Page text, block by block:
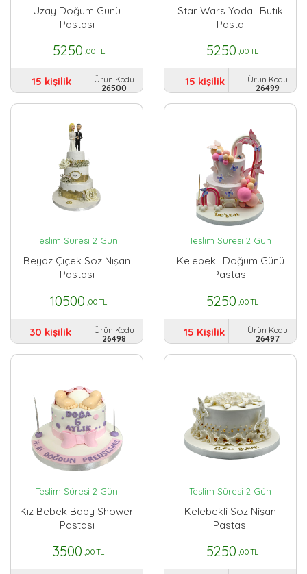
Uzay Doğum Günü
Pastası
5250 ,00 TL
15 kişilik
Ürün Kodu
26500
Star Wars Yodalı Butik
Pasta
5250 ,00 TL
15 kişilik
Ürün Kodu
26499
Teslim Süresi 2 Gün
Beyaz Çiçek Söz Nişan
Pastası
10500 ,00 TL
30 kişilik
Ürün Kodu
26498
Teslim Süresi 2 Gün
Kelebekli Doğum Günü
Pastası
5250 ,00 TL
15 Kişilik
Ürün Kodu
26497
Teslim Süresi 2 Gün
Kız Bebek Baby Shower
Pastası
3500 ,00 TL
Teslim Süresi 2 Gün
Kelebekli Söz Nişan
Pastası
5250 ,00 TL